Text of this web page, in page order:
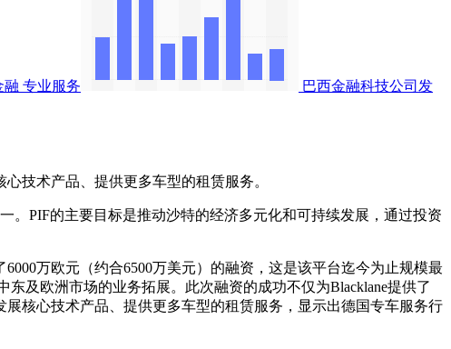
融 专业服务
巴西金融科技公司发
技术产品、提供更多车型的租赁服务。
PIF的主要目标是推动沙特的经济多元化和可持续发展，通过投资
万欧元（约合6500万美元）的融资，这是该平台迄今为止规模最
东及欧洲市场的业务拓展。此次融资的成功不仅为Blacklane提供了
核心技术产品、提供更多车型的租赁服务，显示出德国专车服务行